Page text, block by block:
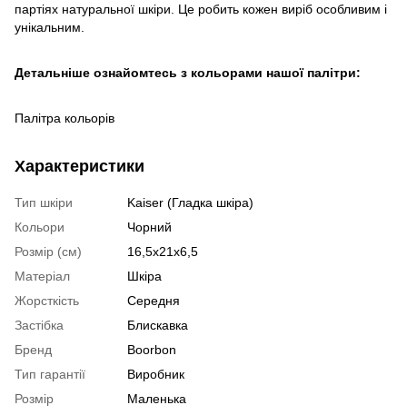
партіях натуральної шкіри. Це робить кожен виріб особливим і
унікальним.
Детальніше ознайомтесь з кольорами нашої палітри:
Палітра кольорів
Характеристики
Тип шкіри
Kaiser (Гладка шкіра)
Кольори
Чорний
Розмір (см)
16,5х21х6,5
Матеріал
Шкіра
Жорсткість
Середня
Застібка
Блискавка
Бренд
Boorbon
Тип гарантії
Виробник
Розмір
Маленька